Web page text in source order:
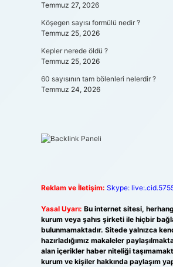
Temmuz 27, 2026
Köşegen sayısı formülü nedir ?
Temmuz 25, 2026
Kepler nerede öldü ?
Temmuz 25, 2026
60 sayısının tam bölenleri nelerdir ?
Temmuz 24, 2026
Reklam ve İletişim: Skype:
Yasal Uyarı: Bu internet sitesi,
kurum veya şahıs şirketi ile hiçbir
bulunmamaktadır. Sitede yalnızca
hazırladığımız makaleler
alan içerikler haber niteliği
kurum ve kişiler hakkında paylaşım